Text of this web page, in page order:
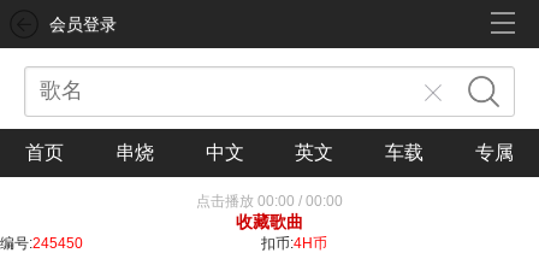
会员登录
首页 串烧 中文 英文 车载 专属
点击播放 00:00 / 00:00
收藏歌曲
编号:245450 扣币:4H币